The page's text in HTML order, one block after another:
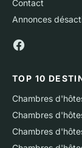
Contact
Annonces
TOP 10
Chambres
Chambres
Chambres